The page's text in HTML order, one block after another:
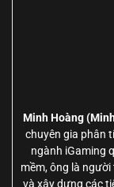
Minh Hoàng
chuyên gia phân
ngành iGaming
mềm, ông là
và xây dựng các